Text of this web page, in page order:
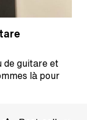
de guitare et
là pour